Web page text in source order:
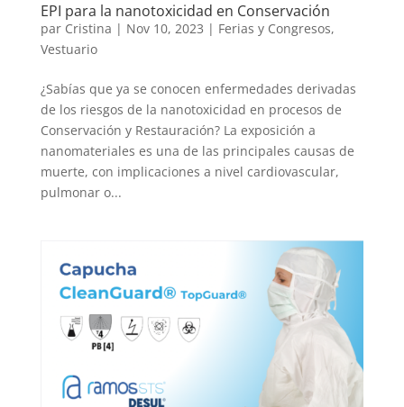
EPI para la nanotoxicidad en Conservación
par Cristina | Nov 10, 2023 | Ferias y Congresos,
Vestuario
¿Sabías que ya se conocen enfermedades derivadas
de los riesgos de la nanotoxicidad en procesos de
Conservación y Restauración? La exposición a
nanomateriales es una de las principales causas de
muerte, con implicaciones a nivel cardiovascular,
pulmonar o...